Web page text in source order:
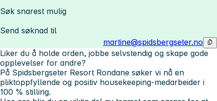
Søk snarest mulig
Send søknad til
martine@spidsbergseter.no
Liker du å holde orden, jobbe selvstendig og skape gode
opplevelser for andre?
På Spidsbergseter Resort Rondane søker vi nå en
pliktoppfyllende og positiv housekeeping-medarbeider i
100 % stilling.